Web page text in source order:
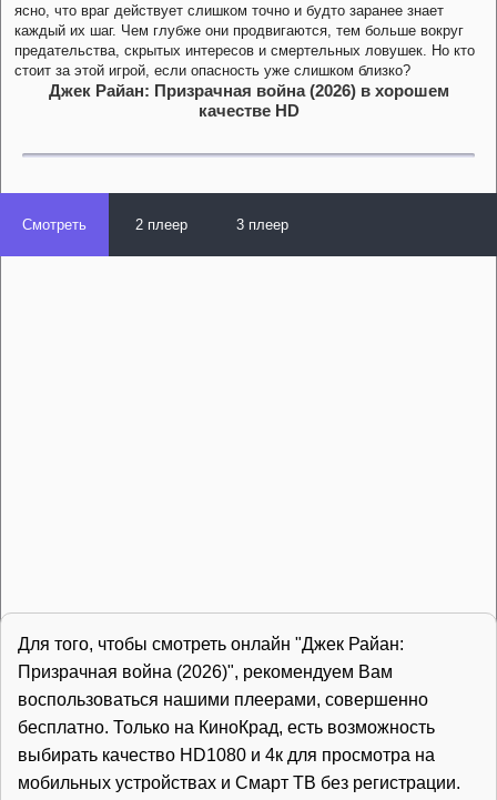
ясно, что враг действует слишком точно и будто заранее знает
каждый их шаг. Чем глубже они продвигаются, тем больше вокруг
предательства, скрытых интересов и смертельных ловушек. Но кто
стоит за этой игрой, если опасность уже слишком близко?
Джек Райан: Призрачная война (2026) в хорошем
качестве HD
Смотреть 2 плеер 3 плеер
Для того, чтобы смотреть онлайн "Джек Райан:
Призрачная война (2026)", рекомендуем Вам
воспользоваться нашими плеерами, совершенно
бесплатно. Только на КиноКрад, есть возможность
выбирать качество HD1080 и 4к для просмотра на
мобильных устройствах и Смарт ТВ без регистрации.